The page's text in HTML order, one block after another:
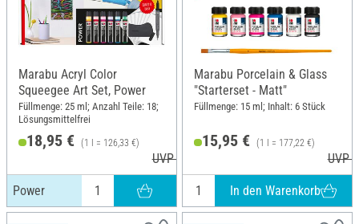
Marabu Acryl Color
Squeegee Art Set, Power
Füllmenge: 25 ml; Anzahl Teile: 18;
Lösungsmittelfrei
18,95 € (1 l = 126,33 €)
UVP 20,99 €
Power
Marabu Porcelain & Glass
"Starterset - Matt"
Füllmenge: 15 ml; Inhalt: 6 Stück
15,95 € (1 l = 177,22 €)
UVP
In den Warenkorb